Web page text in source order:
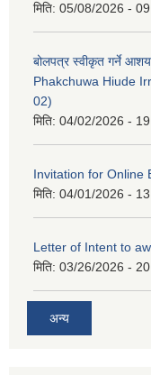
मिति: 05/08/2026 -
बोलपत्र स्वीकृत गर्ने
Phakchuwa Hiude
02)
मिति: 04/02/2026 -
Invitation for Online
मिति: 04/01/2026 -
Letter of Intent to
मिति: 03/26/2026 -
अन्य